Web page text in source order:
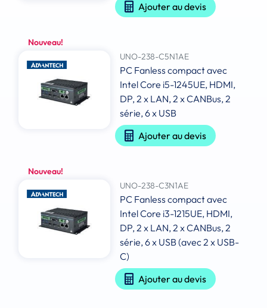
Ajouter au devis
Nouveau!
UNO-238-C5N1AE
PC Fanless compact avec
Intel Core i5-1245UE, HDMI,
DP, 2 x LAN, 2 x CANBus, 2
série, 6 x USB
Ajouter au devis
Nouveau!
UNO-238-C3N1AE
PC Fanless compact avec
Intel Core i3-1215UE, HDMI,
DP, 2 x LAN, 2 x CANBus, 2
série, 6 x USB (avec 2 x USB-
C)
Ajouter au devis